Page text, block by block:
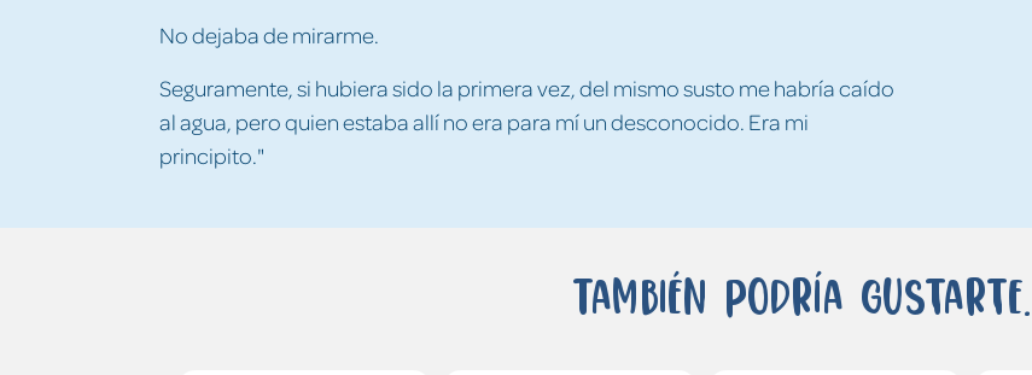
No dejaba de mirarme.
Seguramente, si hubiera sido la primera vez, del mismo susto me habría caído
al agua, pero quien estaba allí no era para mí un desconocido. Era mi
principito."
También podría gustarte...